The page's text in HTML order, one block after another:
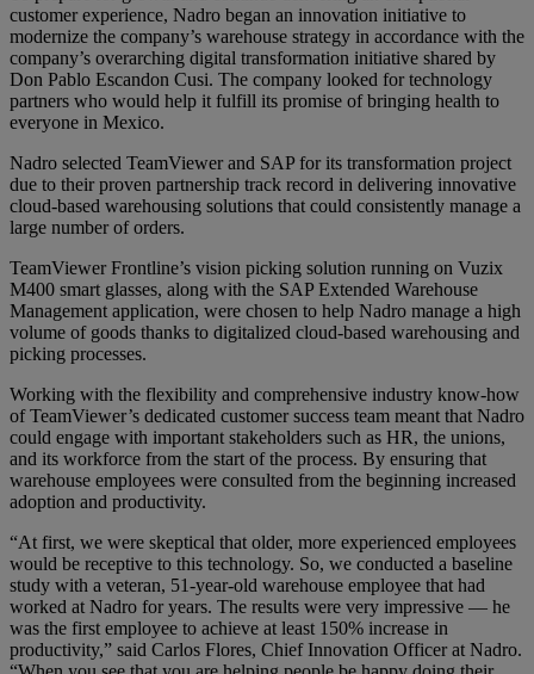
customer experience, Nadro began an innovation initiative to
modernize the company’s warehouse strategy in accordance with the
company’s overarching digital transformation initiative shared by
Don Pablo Escandon Cusi. The company looked for technology
partners who would help it fulfill its promise of bringing health to
everyone in Mexico.
Nadro selected TeamViewer and SAP for its transformation project
due to their proven partnership track record in delivering innovative
cloud-based warehousing solutions that could consistently manage a
large number of orders.
TeamViewer Frontline’s vision picking solution running on Vuzix
M400 smart glasses, along with the SAP Extended Warehouse
Management application, were chosen to help Nadro manage a high
volume of goods thanks to digitalized cloud-based warehousing and
picking processes.
Working with the flexibility and comprehensive industry know-how
of TeamViewer’s dedicated customer success team meant that Nadro
could engage with important stakeholders such as HR, the unions,
and its workforce from the start of the process. By ensuring that
warehouse employees were consulted from the beginning increased
adoption and productivity.
“At first, we were skeptical that older, more experienced employees
would be receptive to this technology. So, we conducted a baseline
study with a veteran, 51-year-old warehouse employee that had
worked at Nadro for years. The results were very impressive — he
was the first employee to achieve at least 150% increase in
productivity,” said Carlos Flores, Chief Innovation Officer at Nadro.